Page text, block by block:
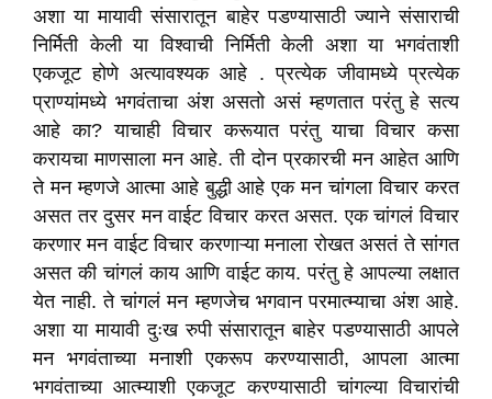
अशा या मायावी संसारातून बाहेर पडण्यासाठी ज्याने संसाराची
निर्मिती केली या विश्वाची निर्मिती केली अशा या भगवंताशी
एकजूट होणे अत्यावश्यक आहे . प्रत्येक जीवामध्ये प्रत्येक
प्राण्यांमध्ये भगवंताचा अंश असतो असं म्हणतात परंतु हे सत्य
आहे का? याचाही विचार करूयात परंतु याचा विचार कसा
करायचा माणसाला मन आहे. ती दोन प्रकारची मन आहेत आणि
ते मन म्हणजे आत्मा आहे बुद्धी आहे एक मन चांगला विचार करत
असत तर दुसर मन वाईट विचार करत असत. एक चांगलं विचार
करणार मन वाईट विचार करणाऱ्या मनाला रोखत असतं ते सांगत
असत की चांगलं काय आणि वाईट काय. परंतु हे आपल्या लक्षात
येत नाही. ते चांगलं मन म्हणजेच भगवान परमात्म्याचा अंश आहे.
अशा या मायावी दुःख रुपी संसारातून बाहेर पडण्यासाठी आपले
मन भगवंताच्या मनाशी एकरूप करण्यासाठी, आपला आत्मा
भगवंताच्या आत्म्याशी एकजूट करण्यासाठी चांगल्या विचारांची